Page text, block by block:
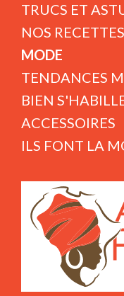
TRUCS ET
NOS RECETTES
MODE
TENDANCES
BIEN
ACCESSOIRES
ILS FONT LA